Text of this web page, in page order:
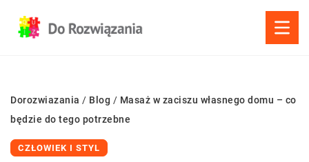
Dorozwiazania / Blog / Masaż w zaciszu własnego domu – co
będzie do tego potrzebne
CZŁOWIEK I STYL